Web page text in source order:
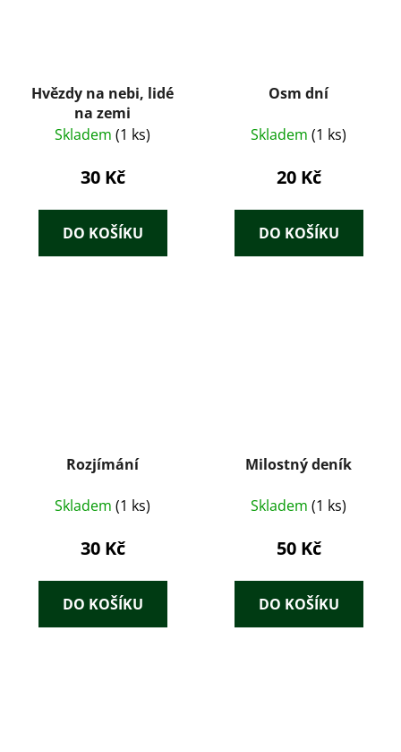
Hvězdy na nebi, lidé
na zemi
Skladem (1 ks)
30 Kč
DO KOŠÍKU
Osm dní
Skladem (1 ks)
20 Kč
DO KOŠÍKU
Rozjímání
Skladem (1 ks)
30 Kč
DO KOŠÍKU
Milostný deník
Skladem (1 ks)
50 Kč
DO KOŠÍKU